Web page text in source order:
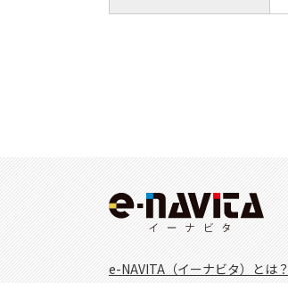
e-NAVITA（イーナビタ）とは？